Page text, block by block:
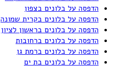
הדפסה על בלונים בצפון
הדפסה על בלונים בקרית שמונה
הדפסה על בלונים בראשון לציון
הדפסה על בלונים ברחובות
הדפסה על בלונים ברמת גן
הדפסה על בלונים בת ים